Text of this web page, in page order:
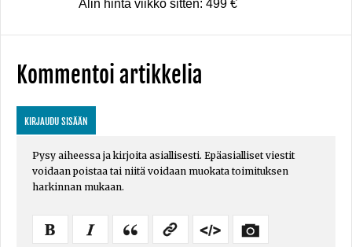
Alin hinta viikko sitten: 499 €
Kommentoi artikkelia
KIRJAUDU SISÄÄN
Pysy aiheessa ja kirjoita asiallisesti. Epäasialliset viestit
voidaan poistaa tai niitä voidaan muokata toimituksen
harkinnan mukaan.